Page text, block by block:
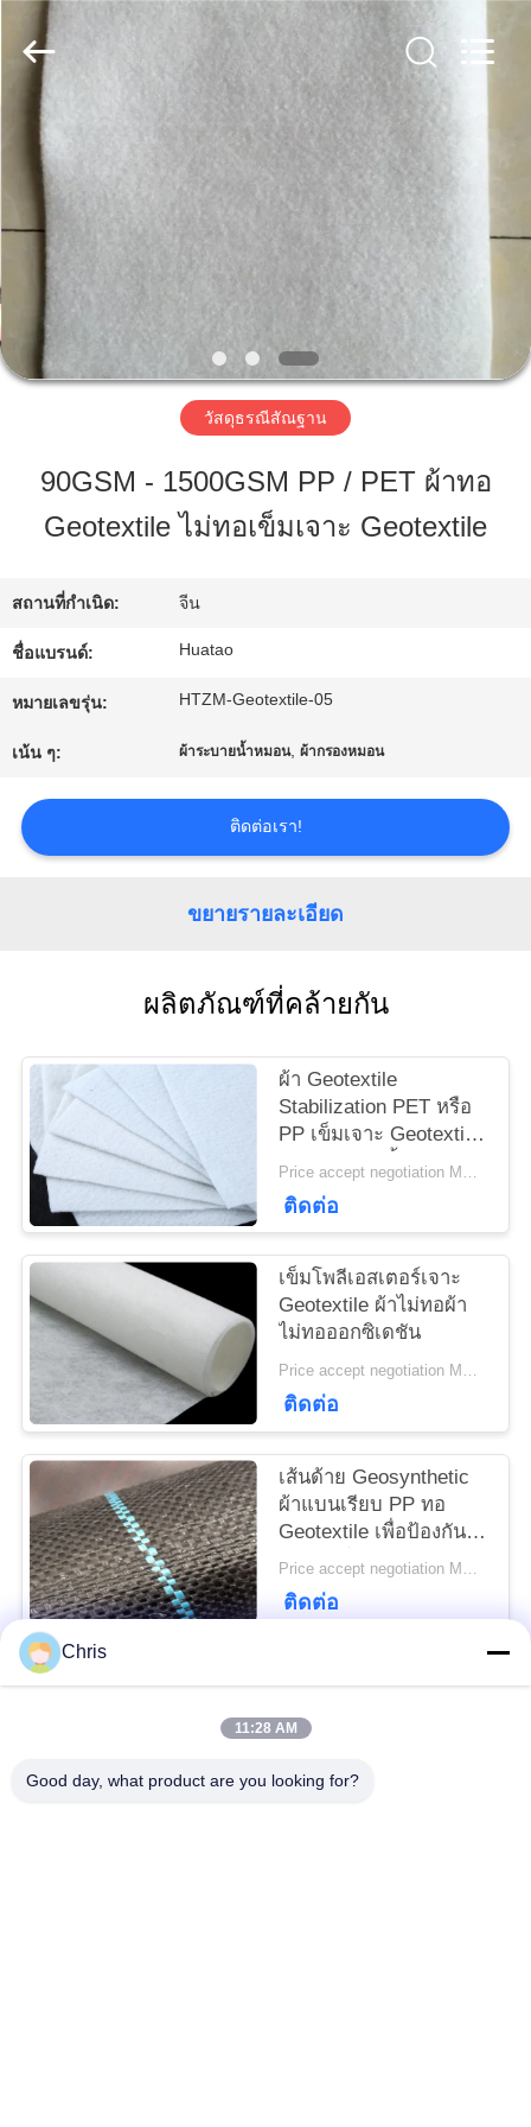
บ้าน
สินค้า
เกี่ยว
กับ
ทัวร์
ควบคุม
คุณภาพ
ติดต่อ
เรา
ใบ
เสนอ
ราคา
แผนผัง
เว็บไซต์
PRIVACY
POLICY
LOVER
LTD.
Reserved.
วัสดุธรณีสัณฐาน
90GSM - 1500GSM PP / PET ผ้าทอ
Geotextile ไม่ทอเข็มเจาะ Geotextile
สถานที่กำเนิด: จีน
ชื่อแบรนด์: Huatao
หมายเลขรุ่น: HTZM-Geotextile-05
เน้น ๆ: ผ้าระบายน้ำหมอน,ผ้ากรองหมอน
ติดต่อเรา!
ขยายรายละเอียด
ผลิตภัณฑ์ที่คล้ายกัน
ผ้า Geotextile
Stabilization PET หรือ
PP เข็มเจาะ Geotextile
สีขาวต่อต้านริ้วรอย
Price accept negotiation MOQ:1sqm
ติดต่อ
เข็มโพลีเอสเตอร์เจาะ
Geotextile ผ้าไม่ทอผ้า
ไม่ทอออกซิเดชัน
Price accept negotiation MOQ:100sq.m
ติดต่อ
เส้นด้าย Geosynthetic
ผ้าแบนเรียบ PP ทอ
Geotextile เพื่อป้องกัน
การเติบโตของหญ้า
Price accept negotiation MOQ:1,000 ตร.ม.
ติดต่อ
หมวดหมู่ยอดนิยม
วัสดุไม่เนื้อ รอลเลอร์อุตสาหกรรม
Chris
11:28 AM
Good day, what product are you looking for?